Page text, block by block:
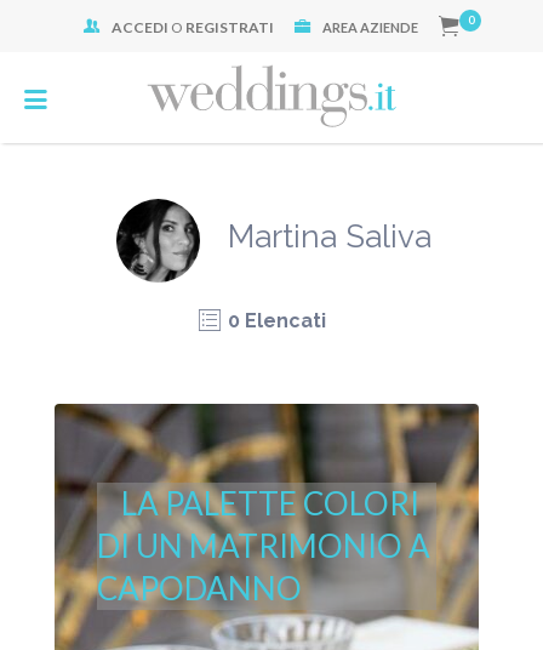
ACCEDI O REGISTRATI AREA AZIENDE 0
Martina Saliva
0 Elencati
LA PALETTE COLORI
DI UN MATRIMONIO A
CAPODANNO